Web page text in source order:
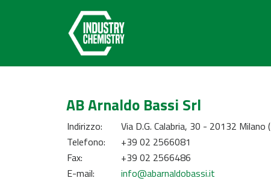
AB Arnaldo Bassi Srl
Indirizzo:
Via D.G. Calabria, 30 - 20132 Milano
Telefono:
+39 02 2566081
Fax:
+39 02 2566486
E-mail:
info@abarnaldobassi.it